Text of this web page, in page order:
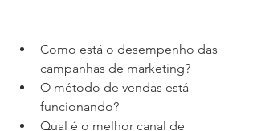
Como está o desempenho das
campanhas de marketing?
O método de vendas está
funcionando?
Qual é o melhor canal de